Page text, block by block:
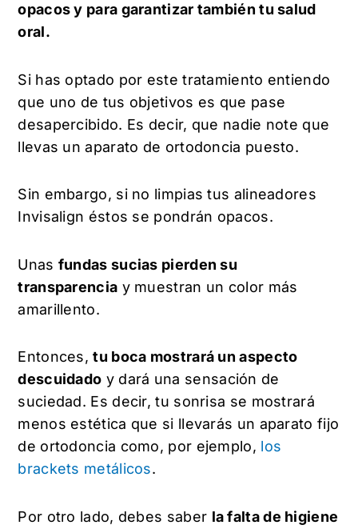
opacos y para garantizar también tu salud
oral.
Si has optado por este tratamiento entiendo
que uno de tus objetivos es que pase
desapercibido. Es decir, que nadie note que
llevas un aparato de ortodoncia puesto.
Sin embargo, si no limpias tus alineadores
Invisalign éstos se pondrán opacos.
Unas fundas sucias pierden su
transparencia y muestran un color más
amarillento.
Entonces,tu boca mostrará un aspecto
descuidado y dará una sensación de
suciedad. Es decir, tu sonrisa se mostrará
menos estética que si llevarás un aparato fijo
de ortodoncia como, por ejemplo, los
brackets metálicos.
Por otro lado, debes saber la falta de higiene